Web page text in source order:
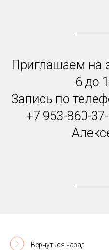
Приглашаем на
6 до
Запись по
+7 953-860-
Вернуться назад